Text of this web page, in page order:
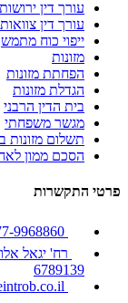
עורך דין ירושות
עורך דין צוואות
ייפוי כוח
מזונות
הפחתת מזונות
הגדלת מזונות
בית הדין הרבני
מגשר משפחתי
תשלום
הסכם ממון
פרטי התקשרות
6789139